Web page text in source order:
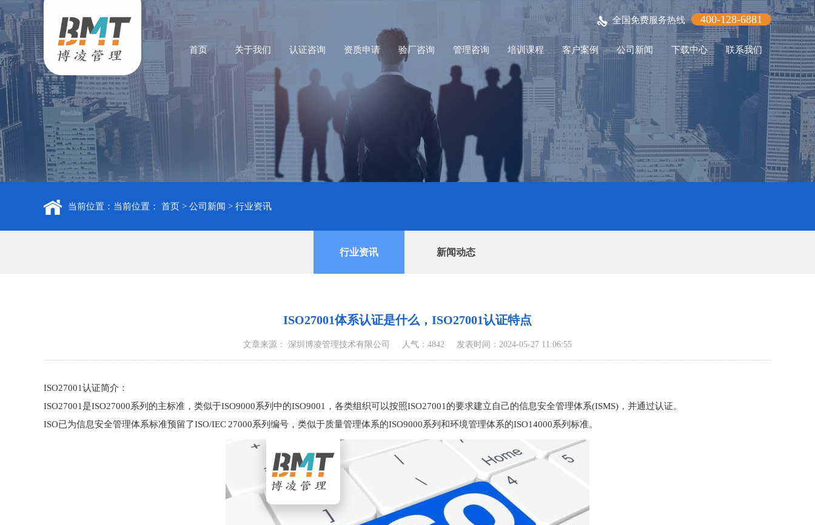
全国免费服务热线 400-128-6881
首页 关于我们 认证咨询 资质申请 验厂咨询 管理咨询 培训课程 客户案例 公司新闻 下载中心 联系我们
当前位置：当前位置： 首页 > 公司新闻 > 行业资讯
行业资讯 新闻动态
ISO27001体系认证是什么，ISO27001认证特点
文章来源： 深圳博凌管理技术有限公司 人气：4842 发表时间：2024-05-27 11:06:55
ISO27001认证简介：
ISO27001是ISO27000系列的主标准，类似于ISO9000系列中的ISO9001，各类组织可以按照ISO27001的要求建立自己的信息安全管理体系(ISMS)，并通过认证。
ISO已为信息安全管理体系标准预留了ISO/IEC 27000系列编号，类似于质量管理体系的ISO9000系列和环境管理体系的ISO14000系列标准。